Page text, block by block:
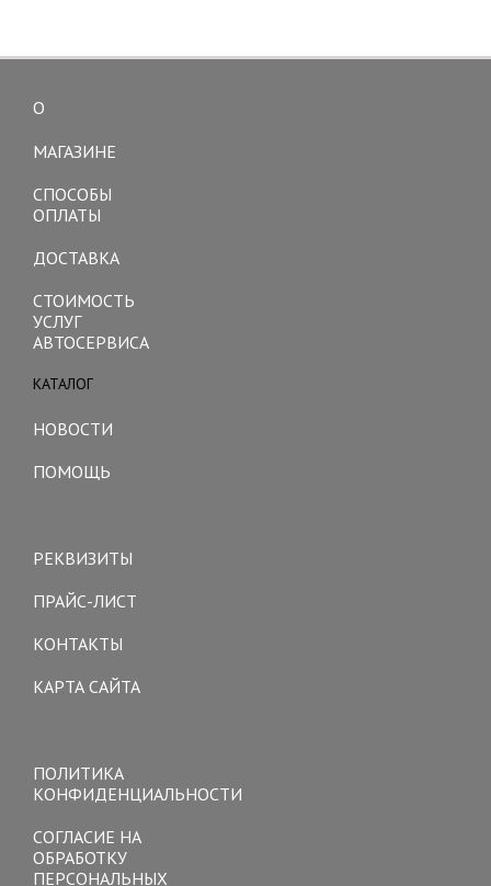
О
МАГАЗИНЕ
СПОСОБЫ
ОПЛАТЫ
ДОСТАВКА
СТОИМОСТЬ
УСЛУГ
АВТОСЕРВИСА
КАТАЛОГ
НОВОСТИ
ПОМОЩЬ
РЕКВИЗИТЫ
ПРАЙС-ЛИСТ
КОНТАКТЫ
КАРТА САЙТА
ПОЛИТИКА
КОНФИДЕНЦИАЛЬНОСТИ
СОГЛАСИЕ НА
ОБРАБОТКУ
ПЕРСОНАЛЬНЫХ